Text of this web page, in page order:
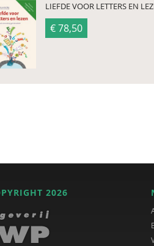
LIEFDE VOOR LETTERS EN
€ 78,50
2026